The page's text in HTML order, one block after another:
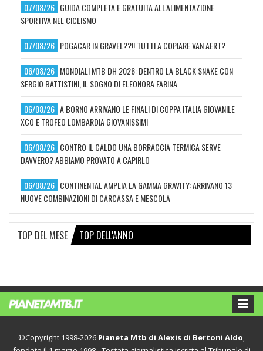
07/08/26 GUIDA COMPLETA E GRATUITA ALL'ALIMENTAZIONE
SPORTIVA NEL CICLISMO
07/08/26 POGACAR IN GRAVEL??!! TUTTI A COPIARE VAN AERT?
06/08/26 MONDIALI MTB DH 2026: DENTRO LA BLACK SNAKE CON
SERGIO BATTISTINI, IL SOGNO DI ELEONORA FARINA
06/08/26 A BORNO ARRIVANO LE FINALI DI COPPA ITALIA GIOVANILE
XCO E TROFEO LOMBARDIA GIOVANISSIMI
06/08/26 CONTRO IL CALDO UNA BORRACCIA TERMICA SERVE
DAVVERO? ABBIAMO PROVATO A CAPIRLO
06/08/26 CONTINENTAL AMPLIA LA GAMMA GRAVITY: ARRIVANO 13
NUOVE COMBINAZIONI DI CARCASSA E MESCOLA
TOP DEL MESE TOP DELL'ANNO
©Copyright 1998-2026 Pianeta Mtb di Alexis di Bertoni Aldo,